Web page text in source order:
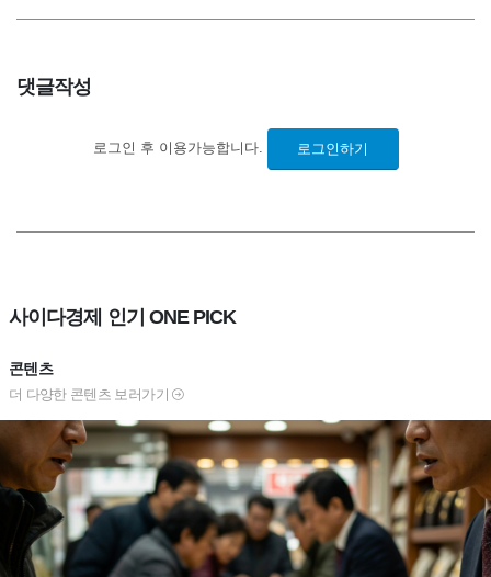
댓글작성
로그인 후 이용가능합니다. 로그인하기
사이다경제 인기 ONE PICK
콘텐츠
더 다양한 콘텐츠 보러가기